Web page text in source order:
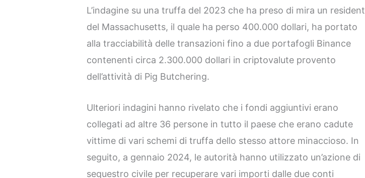
L’indagine su una truffa del 2023 che ha preso di mira un
del Massachusetts, il quale ha perso 400.000 dollari, ha portato
alla tracciabilità delle transazioni fino a due portafogli Binance
contenenti circa 2.300.000 dollari in criptovalute provento
dell’attività di Pig Butchering.
Ulteriori indagini hanno rivelato che i fondi aggiuntivi erano
collegati ad altre 36 persone in tutto il paese che erano cadute
vittime di vari schemi di truffa dello stesso attore minaccioso. In
seguito, a gennaio 2024, le autorità hanno utilizzato un’azione di
sequestro civile per recuperare vari importi dalle due conti